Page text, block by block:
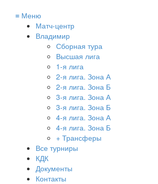
≡ Меню
Матч-центр
Владимир
Сборная тура
Высшая лига
1-я лига
2-я лига. Зона А
2-я лига. Зона Б
3-я лига. Зона А
3-я лига. Зона Б
4-я лига. Зона А
4-я лига. Зона Б
+ Трансферы
Все турниры
КДК
Документы
Контакты